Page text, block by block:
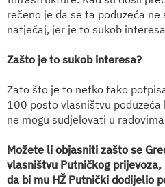
rečeno je da se ta poduzeća
natječaj, jer je to sukob
Zašto je to sukob interesa?
Zato što je to netko tako
100 posto vlasništvu
ne mogu sudjelovati u
Možete li objasniti zašto se
vlasništvu Putničkog
da bi mu HŽ Putnički dodijelio